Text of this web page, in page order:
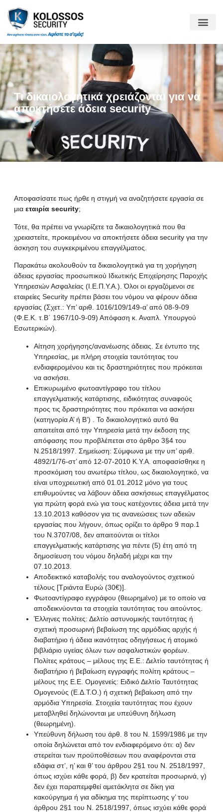
Τι δικαιολογητικά χρειάζονται για να
αποκτήσετε άδεια security
Αποφασίσατε πως ήρθε η στιγμή να αναζητήσετε εργασία σε
μια εταιρία security;
Τότε, θα πρέπει να γνωρίζετε τα δικαιολογητικά που θα
χρειαστείτε, προκειμένου να αποκτήσετε άδεια security για την
άσκηση του συγκεκριμένου επαγγέλματος.
Παρακάτω ακολουθούν τα δικαιολογητικά για τη χορήγηση
άδειας εργασίας προσωπικού Ιδιωτικής Επιχείρησης Παροχής
Υπηρεσιών Ασφαλείας (Ι.Ε.Π.Υ.Α.). Όλοι οι εργαζόμενοι σε
εταιρείες Security πρέπει βάσει του νόμου να φέρουν άδεια
εργασίας (Σχετ.: Υπ’ αριθ. 1016/109/149-α’ από 08-9-09
(Φ.Ε.Κ. τ.Β΄ 1967/10-9-09) Απόφαση κ. Αναπλ. Υπουργού
Εσωτερικών).
Αίτηση χορήγησης/ανανέωσης άδειας. Σε έντυπο της
Υπηρεσίας, με πλήρη στοιχεία ταυτότητας του
ενδιαφερομένου και τις δραστηριότητες που πρόκειται
να ασκήσει.
Επικυρωμένο φωτοαντίγραφο του τίτλου
επαγγελματικής κατάρτισης, ειδικότητας συναφούς
προς τις δραστηριότητες που πρόκειται να ασκήσει
(κατηγορία Α’ ή Β’) . Το δικαιολογητικό αυτό θα
απαιτείται από την Υπηρεσία μετά την έκδοση της
απόφασης που προβλέπεται στο άρθρο 3§4 του
Ν.2518/1997. Σημείωση: Σύμφωνα με την υπ’ αριθ.
4892/1/76-στ’ από 12-07-2010 Κ.Υ.Α. αποφασίσθηκε η
προσκόμιση του ανωτέρω τίτλου, ως δικαιολογητικό, να
είναι υποχρεωτική από 01.01.2012 μόνο για τους
επιθυμούντες να λάβουν άδεια ασκήσεως επαγγέλματος
για πρώτη φορά ενώ για τους κατέχοντες άδεια μετά την
13.10.2013 καθόσον για τις ανανεώσεις των αδειών
εργασίας που λήγουν, όπως ορίζει το άρθρο 9 παρ.1
του Ν.3707/08, δεν απαιτούνται οι τίτλοι
επαγγελματικής κατάρτισης για πέντε (5) έτη από τη
δημοσίευση του νόμου δηλαδή μέχρι και την
07.10.2013.
Αποδεικτικό καταβολής του αναλογούντος σχετικού
τέλους [Τριάντα Ευρώ (30€)].
Φωτοαντίγραφο εγγράφου (θεωρημένο) με το οποίο να
αποδεικνύονται τα στοιχεία ταυτότητας του αιτούντος.
Έλληνες πολίτες: Δελτίο αστυνομικής ταυτότητας ή
σχετική προσωρινή βεβαίωση της αρμόδιας αρχής ή
διαβατήριο ή άδεια ικανότητας οδηγήσεως ή ατομικό
βιβλιάριο υγείας όλων των ασφαλιστικών φορέων.
Πολίτες κράτους – μέλους της Ε.Ε.: Δελτίο ταυτότητας ή
διαβατήριο ή βεβαίωση εγγραφής πολίτη κράτους –
μέλους της Ε.Ε. Ομογενείς: Ειδικό Δελτίο Ταυτότητας
Ομογενούς (Ε.Δ.Τ.Ο.) ή σχετική βεβαίωση από την
αρμόδια Υπηρεσία. Στοιχεία ταυτότητας που έχουν
μεταβληθεί δηλώνονται με υπεύθυνη δήλωση
(θεωρημένη).
Υπεύθυνη δήλωση του άρθ. 8 του Ν. 1599/1986 με την
οποία δηλώνεται από τον ενδιαφερόμενο ότι: α) δεν
στερείται των προϋποθέσεων που αναφέρονται στα
εδάφια στ’, η’ και θ’ του άρθρου 2§1 του Ν. 2518/1997,
όπως ισχύει κάθε φορά, β) δεν κρατείται προσωρινά, γ)
δεν έχει παραπεμφθεί αμετάκλητα σε δίκη για
κακούργημα ή για αδίκημα της περίπτωσης γ’ του
άρθρου 2§1 του Ν. 2518/1997, όπως ισχύει κάθε φορά